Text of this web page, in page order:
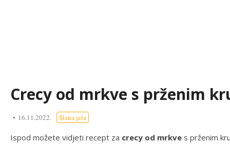
Crecy od mrkve s prženim
16.11.2022. Slana jela
Ispod možete vidjeti recept za crecy od mrkve s prženim